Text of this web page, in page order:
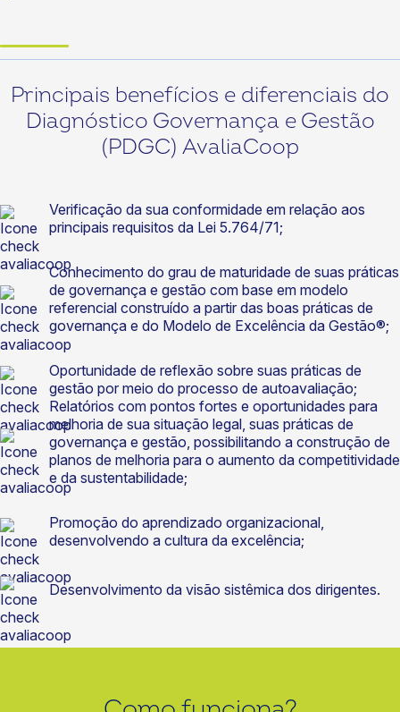
Principais benefícios e diferenciais do
Diagnóstico Governança e Gestão
(PDGC) AvaliaCoop
Verificação da sua conformidade em relação aos
principais requisitos da Lei 5.764/71;
Conhecimento do grau de maturidade de suas práticas
de governança e gestão com base em modelo
referencial construído a partir das boas práticas de
governança e do Modelo de Excelência da Gestão®;
Oportunidade de reflexão sobre suas práticas de
gestão por meio do processo de autoavaliação;
Relatórios com pontos fortes e oportunidades para
melhoria de sua situação legal, suas práticas de
governança e gestão, possibilitando a construção de
planos de melhoria para o aumento da competitividade
e da sustentabilidade;
Promoção do aprendizado organizacional,
desenvolvendo a cultura da excelência;
Desenvolvimento da visão sistêmica dos dirigentes.